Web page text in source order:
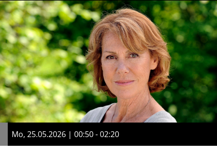
Mo, 25.05.2026 | 00:50 - 02:20